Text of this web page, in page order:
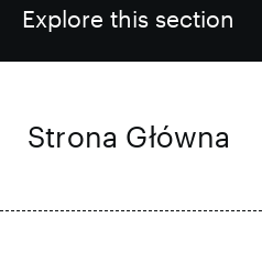
Posiadłość handlowa w Slough
Explore this section
Strona Główna